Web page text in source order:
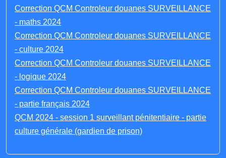
Correction QCM Controleur douanes SURVEILLANCE
- maths 2024
Correction QCM Controleur douanes SURVEILLANCE
- culture 2024
Correction QCM Controleur douanes SURVEILLANCE
- logique 2024
Correction QCM Controleur douanes SURVEILLANCE
- partie français 2024
QCM 2024 - session 1 surveillant pénitentiaire - partie
culture générale (gardien de prison)